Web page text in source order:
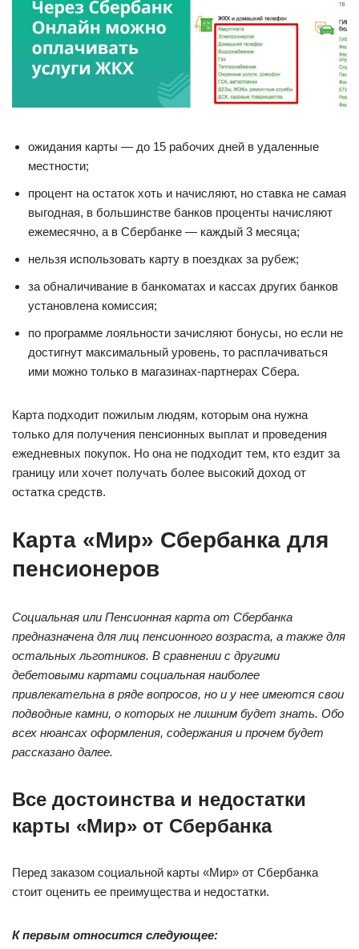
ожидания карты — до 15 рабочих дней в удаленные
местности;
процент на остаток хоть и начисляют, но ставка не самая
выгодная, в большинстве банков проценты начисляют
ежемесячно, а в Сбербанке — каждый 3 месяца;
нельзя использовать карту в поездках за рубеж;
за обналичивание в банкоматах и кассах других банков
установлена комиссия;
по программе лояльности зачисляют бонусы, но если не
достигнут максимальный уровень, то расплачиваться
ими можно только в магазинах-партнерах Сбера.
Карта подходит пожилым людям, которым она нужна
только для получения пенсионных выплат и проведения
ежедневных покупок. Но она не подходит тем, кто ездит за
границу или хочет получать более высокий доход от
остатка средств.
Карта «Мир» Сбербанка для
пенсионеров
Социальная или Пенсионная карта от Сбербанка
предназначена для лиц пенсионного возраста, а также для
остальных льготников. В сравнении с другими
дебетовыми картами социальная наиболее
привлекательна в ряде вопросов, но и у нее имеются свои
подводные камни, о которых не лишним будет знать. Обо
всех нюансах оформления, содержания и прочем будет
рассказано далее.
Все достоинства и недостатки
карты «Мир» от Сбербанка
Перед заказом социальной карты «Мир» от Сбербанка
стоит оценить ее преимущества и недостатки.
К первым относится следующее: